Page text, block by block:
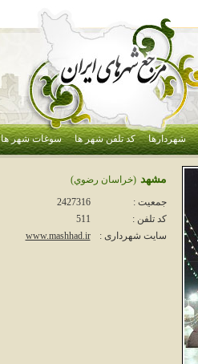
شهردارها کد تلفن شهر ها سوغات شهر ها
مشهد (خراسان رضوي)
جمعیت :
2427316
کد تلفن :
511
سایت شهرداری :
www.mashhad.ir